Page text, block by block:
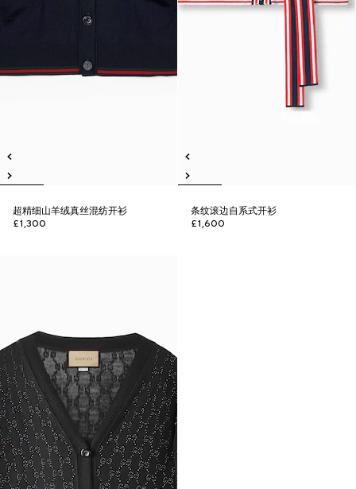
超精细山羊绒真丝混纺开衫
£1,300
条纹滚边自系式开衫
£1,600